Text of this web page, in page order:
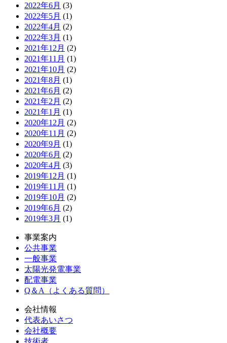
2022年6月 (3)
2022年5月 (1)
2022年4月 (2)
2022年3月 (1)
2021年12月 (2)
2021年11月 (1)
2021年10月 (2)
2021年8月 (1)
2021年6月 (2)
2021年2月 (2)
2021年1月 (1)
2020年12月 (2)
2020年11月 (2)
2020年9月 (1)
2020年6月 (2)
2020年4月 (3)
2019年12月 (1)
2019年11月 (1)
2019年10月 (2)
2019年6月 (2)
2019年3月 (1)
事業案内
公共事業
一般事業
太陽光発電事業
配電事業
Q＆A（よくある質問）
会社情報
代表あいさつ
会社概要
技術者